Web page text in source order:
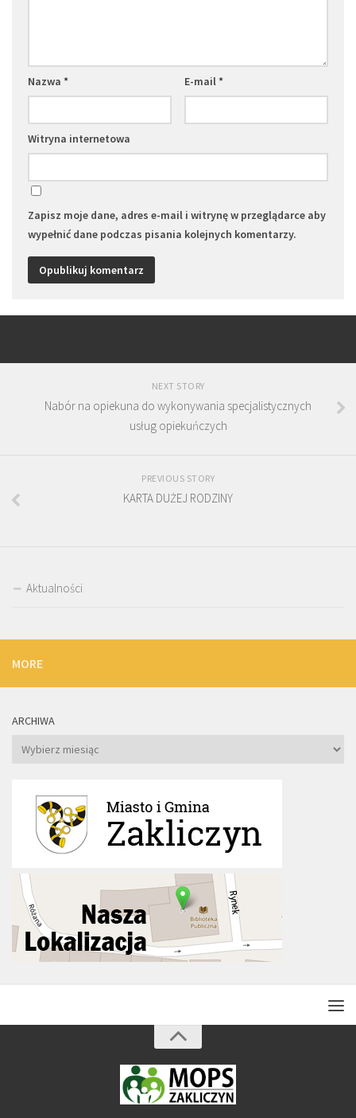
Nazwa * E-mail*
Witryna internetowa
Zapisz moje dane, adres e-mail i witrynę w przeglądarce aby
wypełnić dane podczas pisania kolejnych komentarzy.
NEXT STORY
Nabór na opiekuna do wykonywania specjalistycznych
usług opiekuńczych
PREVIOUS STORY
KARTA DUŻEJ RODZINY
Aktualności
MORE
ARCHIWA
Archiwa